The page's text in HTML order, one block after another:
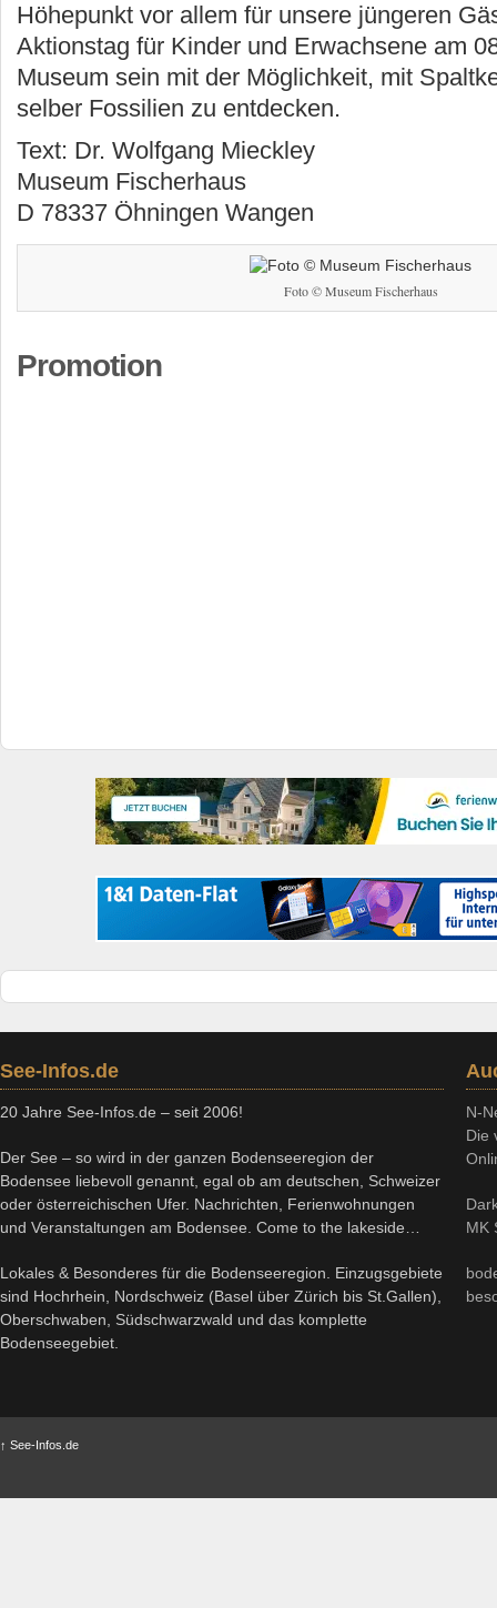
Höhepunkt vor allem für unsere jüngeren
Aktionstag für Kinder und Erwachsene am
Museum sein mit der Möglichkeit, mit
selber Fossilien zu entdecken.
Text: Dr. Wolfgang Mieckley
Museum Fischerhaus
D 78337 Öhningen Wangen
Foto © Museum Fischerhaus
Promotion
See-Infos.de
20 Jahre See-Infos.de – seit 2006!
Der See – so wird in der ganzen Bodenseeregion der
Bodensee liebevoll genannt, egal ob am deutschen, Schweizer
oder österreichischen Ufer. Nachrichten, Ferienwohnungen
und Veranstaltungen am Bodensee. Come to the lakeside…
Lokales & Besonderes für die Bodenseeregion. Einzugsgebiete
sind Hochrhein, Nordschweiz (Basel über Zürich bis St.Gallen),
Oberschwaben, Südschwarzwald und das komplette
Bodenseegebiet.
N-
Die
MK
↑ See-Infos.de